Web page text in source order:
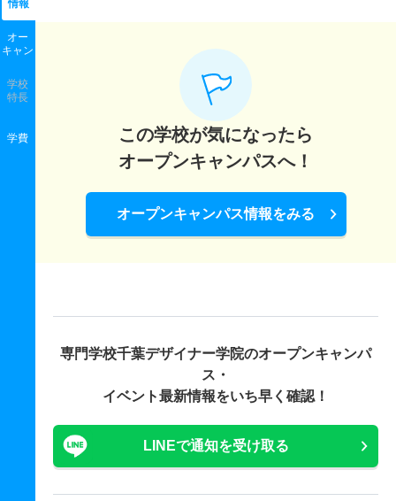
情報
オー
キャン
学校
特長
学費
この学校が気になったら
オープンキャンパスへ！
オープンキャンパス情報をみる
専門学校千葉デザイナー学院のオープンキャンパ
ス・
イベント最新情報をいち早く確認！
LINEで通知を受け取る